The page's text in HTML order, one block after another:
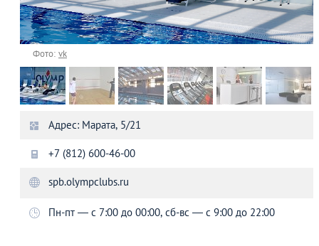
Фото:vk
Адрес: Марата, 5/21
+7 (812) 600-46-00
spb.olympclubs.ru
Пн-пт — с 7:00 до 00:00, сб-вс — с 9:00 до 22:00